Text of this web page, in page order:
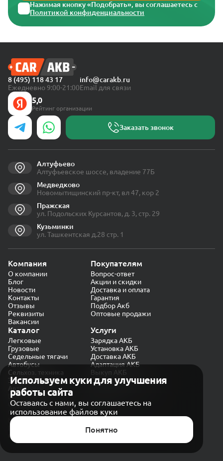
Нажимая кнопку «Подобрать», вы соглашаетесь с
Политикой конфиденциальности
Используем куки для улучшения
работы сайта
Оставаясь с нами, вы соглашаетесь на
использование файлов куки
Понятно
8 (495) 118 43 17
Ежедневно 9:00-21:00
info@carakb.ru
Email для связи
5,0
Рейтинг организации
Заказать звонок
Алтуфьево
Алтуфьевское шоссе, владение 77Б
Медведково
Новомытищинский пр-кт, вл 47, кор 2
Пражская
ул. Подольских Курсантов, д. 3, стр. 29
Кузьминки
ул. Ташкентская д.28 стр. 1
Компания
О компании
Блог
Новости
Контакты
Отзывы
Реквизиты
Вакансии
Покупателям
Вопрос-ответ
Акции и скидки
Доставка и оплата
Гарантия
Подбор Акб
Оптовые продажи
Каталог
Легковые
Грузовые
Седельные тягачи
Автобусы
Сельхоз. техника
Экскаваторы
Автокраны
Услуги
Зарядка АКБ
Установка АКБ
Доставка АКБ
Адаптация АКБ
Выкуп АКБ
Проверка генератора
Политика конфиденциальности
Обработка персональных данных
Согласие на обработку в «Яндекс.Метрика»
Карта сайта
© CARAKB 2026. Все права защищены